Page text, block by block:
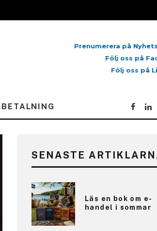
Prenumerera på
Följ oss på
Följ oss på
BETALNING
SENASTE
Läs en bok om e-
handel i sommar